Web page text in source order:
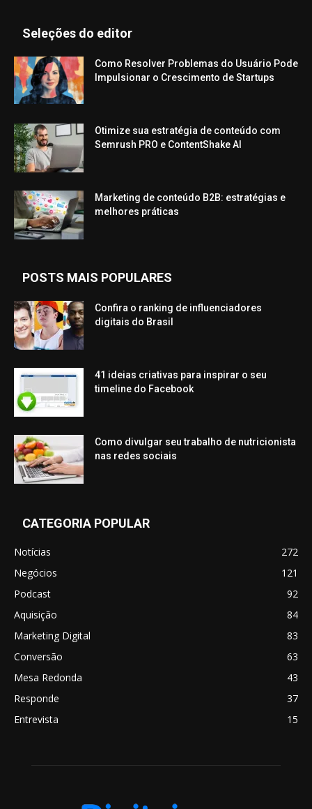
Seleções do editor
Como Resolver Problemas do Usuário Pode
Impulsionar o Crescimento de Startups
Otimize sua estratégia de conteúdo com
Semrush PRO e ContentShake AI
Marketing de conteúdo B2B: estratégias e
melhores práticas
POSTS MAIS POPULARES
Confira o ranking de influenciadores
digitais do Brasil
41 ideias criativas para inspirar o seu
timeline do Facebook
Como divulgar seu trabalho de nutricionista
nas redes sociais
CATEGORIA POPULAR
Notícias
272
Negócios
121
Podcast
92
Aquisição
84
Marketing Digital
83
Conversão
63
Mesa Redonda
43
Responde
37
Entrevista
15